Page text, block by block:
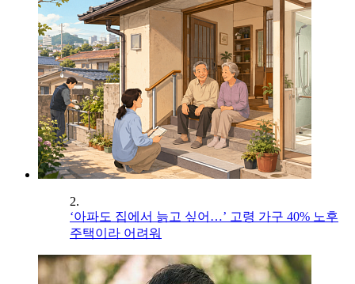
2.
‘아파도 집에서 늙고 싶어…’ 고령 가구 40% 노후
주택이라 어려워